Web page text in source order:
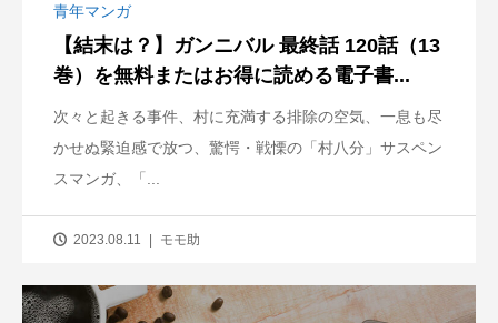
青年マンガ
【結末は？】ガンニバル 最終話 120話（13
巻）を無料またはお得に読める電子書...
次々と起きる事件、村に充満する排除の空気、一息も尽
かせぬ緊迫感で放つ、驚愕・戦慄の「村八分」サスペン
スマンガ、「...
2023.08.11 モモ助